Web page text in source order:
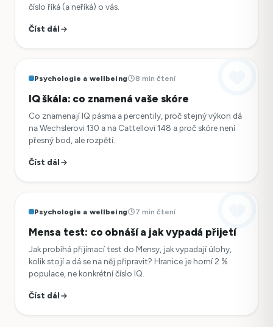
číslo říká (a neříká) o vás.
Číst dál
Psychologie a wellbeing 8 min čtení
IQ škála: co znamená vaše skóre
Co znamenají IQ pásma a percentily, proč stejný výkon dá
na Wechslerovi 130 a na Cattellovi 148 a proč skóre není
přesný bod, ale rozpětí.
Číst dál
Psychologie a wellbeing 7 min čtení
Mensa test: co obnáší a jak vypadá přijetí
Jak probíhá přijímací test do Mensy, jak vypadají úlohy,
kolik stojí a dá se na něj připravit? Hranice je horní 2 %
populace, ne konkrétní číslo IQ.
Číst dál